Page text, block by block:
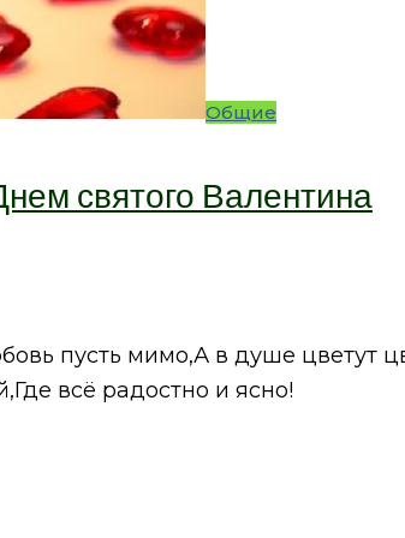
Общие
святого Валентина
пусть мимо,А в душе цветут
всё радостно и ясно!